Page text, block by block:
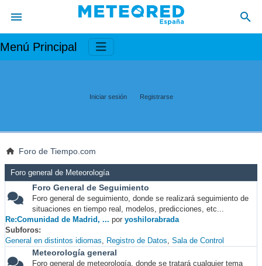
Menú Principal
Iniciar sesión Registrarse
Foro de Tiempo.com
Foro general de Meteorología
Foro General de Seguimiento
Foro general de seguimiento, donde se realizará seguimiento de
situaciones en tiempo real, modelos, predicciones, etc...
Re:Comunidad de Madrid, ... por yoshilorabrada
Subforos
General en distintos idiomas
Registro de Datos Sala de Control
Meteorología general
Foro general de meteorología, donde se tratará cualquier tema